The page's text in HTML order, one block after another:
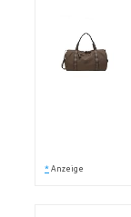
* Anzeige